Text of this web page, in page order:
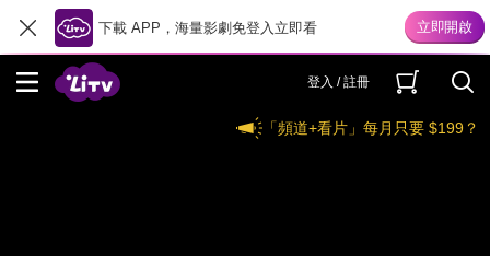
下載 APP，海量影劇免登入立即看
登入 / 註冊
「頻道+看片」每月只要 $199？